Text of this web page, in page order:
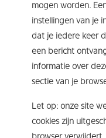
mogen worden.
instellingen van je
dat je iedere keer
een bericht
informatie over
sectie van je
Let op: onze site
cookies zijn